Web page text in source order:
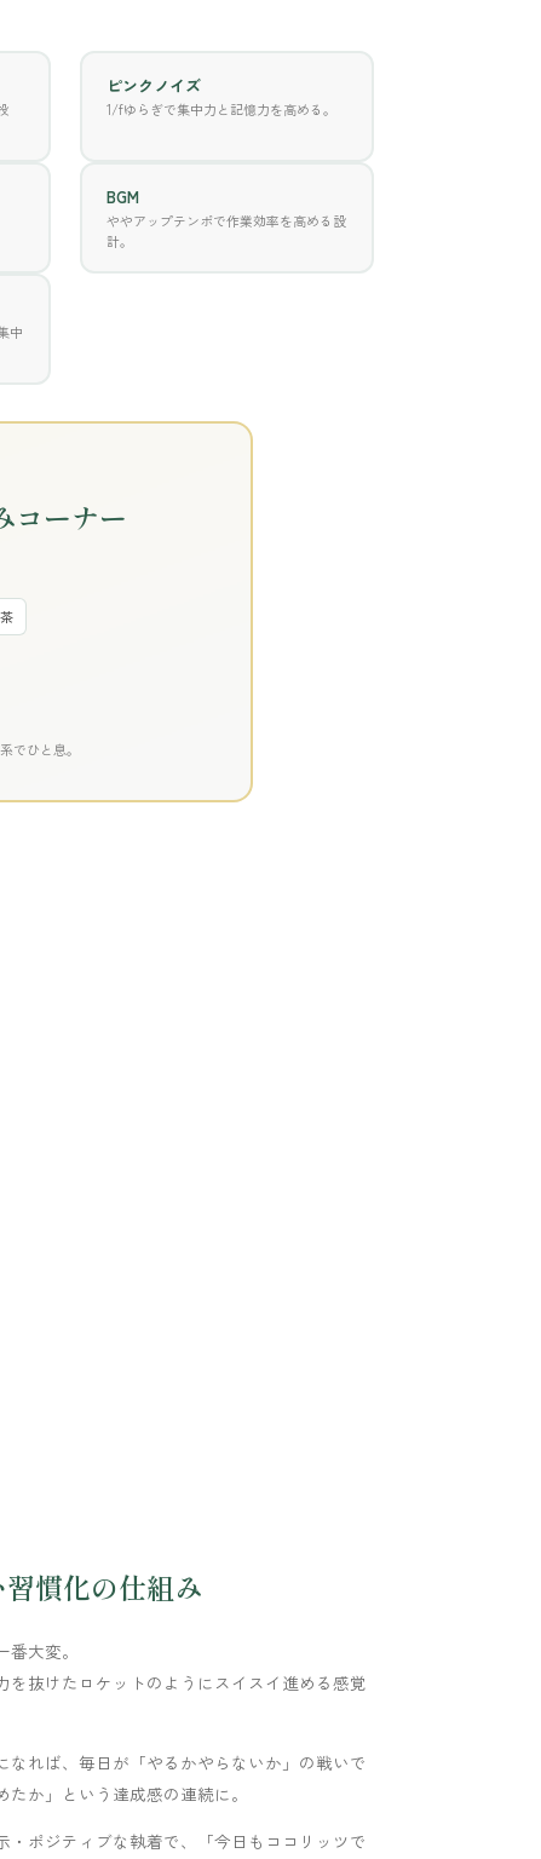
ピンクノイズ
1/fゆらぎで集中力と記憶力を高める。
BGM
ややアップテンポで作業効率を高める設
計。
中
コーナー
でひと息。
慣化の仕組み
大変。
を抜けたロケットのようにスイスイ進める感覚
なれば、毎日が「やるかやらないか」の戦いで
か」という達成感の連続に。
・ポジティブな執着で、「今日もココリッツで